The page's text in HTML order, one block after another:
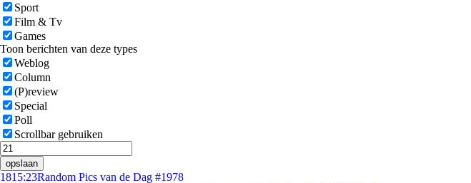
Sport
Film & Tv
Games
Toon berichten van deze types
Weblog
Column
(P)review
Special
Poll
Scrollbar gebruiken
opslaan
1815:23Random Pics van de Dag #1978